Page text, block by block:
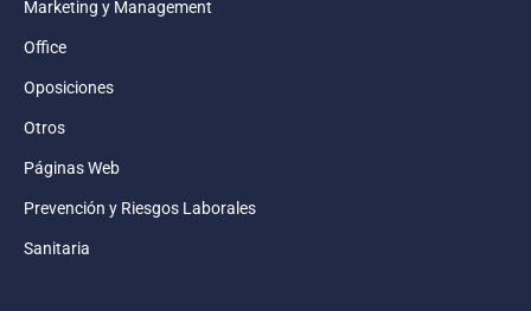
Marketing y Management
Office
Oposiciones
Otros
Páginas Web
Prevención y Riesgos Laborales
Sanitaria